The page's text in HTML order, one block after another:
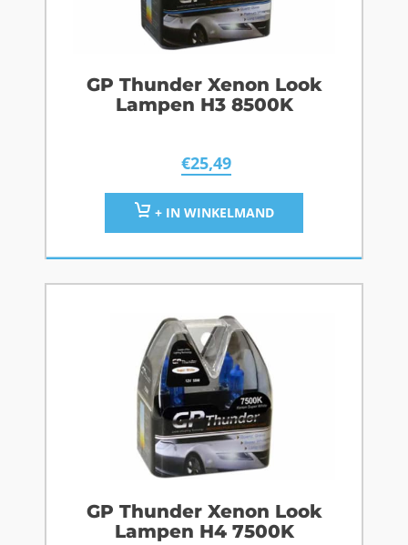
GP Thunder Xenon Look
Lampen H3 8500K
€25,49
+ IN WINKELMAND
GP Thunder Xenon Look
Lampen H4 7500K